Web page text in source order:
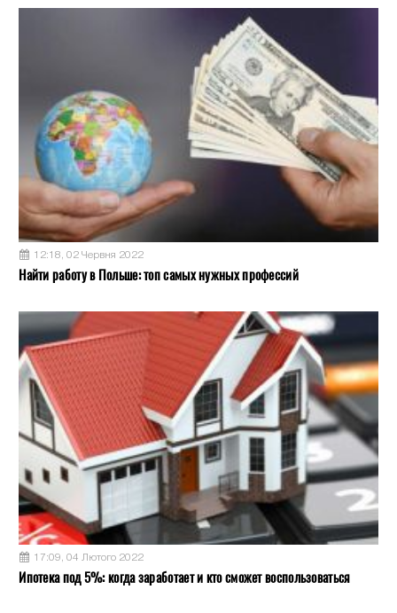
12:18, 02 Червня 2022
Найти работу в Польше: топ самых нужных профессий
17:09, 04 Лютого 2022
Ипотека под 5%: когда заработает и кто сможет воспользоваться